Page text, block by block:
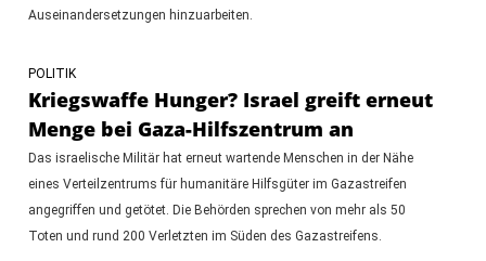
Auseinandersetzungen hinzuarbeiten.
POLITIK
Kriegswaffe Hunger? Israel greift erneut
Menge bei Gaza-Hilfszentrum an
Das israelische Militär hat erneut wartende Menschen in der Nähe
eines Verteilzentrums für humanitäre Hilfsgüter im Gazastreifen
angegriffen und getötet. Die Behörden sprechen von mehr als 50
Toten und rund 200 Verletzten im Süden des Gazastreifens.